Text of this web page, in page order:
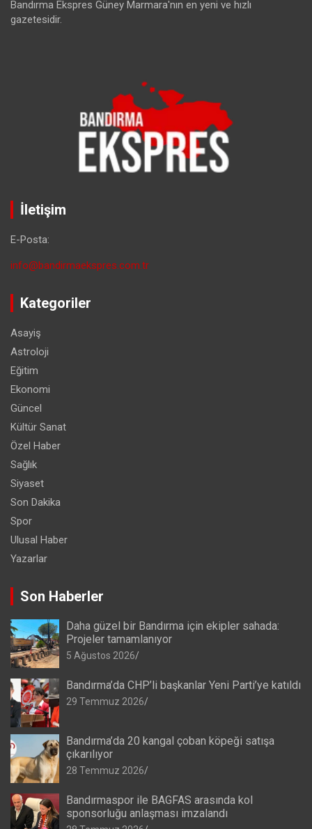
Bandırma Ekspres Güney Marmara'nın en yeni ve hızlı
gazetesidir.
İletişim
E-Posta:
info@bandirmaekspres.com.tr
Kategoriler
Asayiş
Astroloji
Eğitim
Ekonomi
Güncel
Kültür Sanat
Özel Haber
Sağlık
Siyaset
Son Dakika
Spor
Ulusal Haber
Yazarlar
Son Haberler
Daha güzel bir Bandırma için ekipler sahada:
Projeler tamamlanıyor
5 Ağustos 2026
Bandırma’da CHP’li başkanlar Yeni Parti’ye katıldı
29 Temmuz 2026
Bandırma’da 20 kangal çoban köpeği satışa
çıkarılıyor
28 Temmuz 2026
Bandırmaspor ile BAGFAS arasında kol
sponsorluğu anlaşması imzalandı